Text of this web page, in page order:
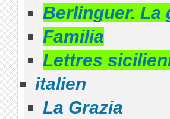
Berlinguer. La
Familia
Lettres
italien
La Grazia